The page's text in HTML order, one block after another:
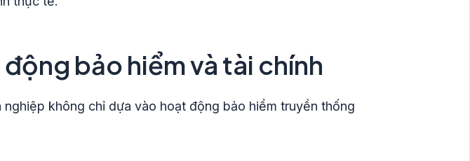
bảo hiểm và tài chính
không chỉ dựa vào hoạt động bảo hiểm truyền thống